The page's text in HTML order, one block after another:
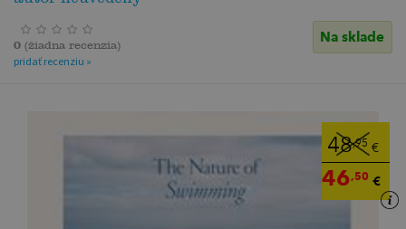
Na sklade
0 (žiadna recenzia)
pridať recenziu »
48,95 €
46,50 €